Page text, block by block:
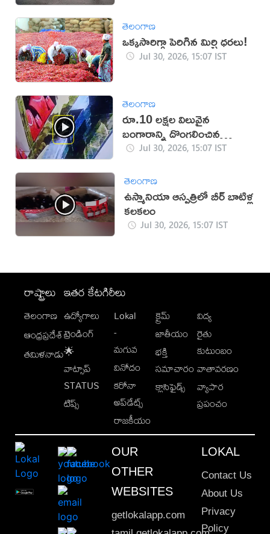
తెలంగాణ
ఒక్కసారిగ్గా పెరిగిన మిర్చి ధరలు!
Jul 30, 2026, 15:07 IST
తెలంగాణ
రూ.10 లక్షల విలువైన
బంగారాన్ని దొంగలించిన
‘ఎలుక’ (వీడియో)
Jul 30, 2026, 15:07 IST
తెలంగాణ
ఉస్మానియా ఆస్పత్రిలో బీర్ బాటిళ్ల
కలకలం
Jul 30, 2026, 15:07 IST
రాష్ట్రాలు
తెలంగాణ
ఆంధ్రప్రదేశ్
తమిళనాడు
ఇతర కేటగిరీలు
ఉద్యోగాలు
ట్రెండింగ్
🌟
వాట్సాప్
STATUS
టిప్స్
Lokal
-
మగువ
వినోదం
కరోనా
అప్‌డేట్స్
రాజకీయం
క్రైమ్
జాతీయం
భక్తి
సమాచారం
క్లాసిఫైడ్స్
విద్య
రైతు
కుటుంబం
వాతావరణం
వ్యాపార
ప్రపంచం
OUR
OTHER
WEBSITES
getlokalapp.com
LOKAL
Contact Us
About Us
Privacy
Policy